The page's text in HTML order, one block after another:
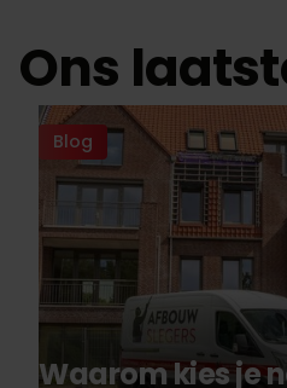
Ons
Blog
Waarom kies je